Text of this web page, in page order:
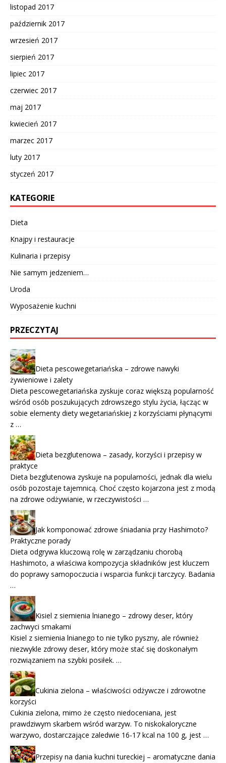
listopad 2017
październik 2017
wrzesień 2017
sierpień 2017
lipiec 2017
czerwiec 2017
maj 2017
kwiecień 2017
marzec 2017
luty 2017
styczeń 2017
KATEGORIE
Dieta
Knajpy i restauracje
Kulinaria i przepisy
Nie samym jedzeniem…
Uroda
Wyposażenie kuchni
PRZECZYTAJ
Dieta pescowegetariańska – zdrowe nawyki
żywieniowe i zalety
Dieta pescowegetariańska zyskuje coraz większą popularność
wśród osób poszukujących zdrowszego stylu życia, łącząc w
sobie elementy diety wegetariańskiej z korzyściami płynącymi
z …
Dieta bezglutenowa – zasady, korzyści i przepisy w
praktyce
Dieta bezglutenowa zyskuje na popularności, jednak dla wielu
osób pozostaje tajemnicą. Choć często kojarzona jest z modą
na zdrowe odżywianie, w rzeczywistości …
Jak komponować zdrowe śniadania przy Hashimoto?
Praktyczne porady
Dieta odgrywa kluczową rolę w zarządzaniu chorobą
Hashimoto, a właściwa kompozycja składników jest kluczem
do poprawy samopoczucia i wsparcia funkcji tarczycy. Badania
…
Kisiel z siemienia lnianego – zdrowy deser, który
zachwyci smakami
Kisiel z siemienia lnianego to nie tylko pyszny, ale również
niezwykle zdrowy deser, który może stać się doskonałym
rozwiązaniem na szybki posiłek. …
Cukinia zielona – właściwości odżywcze i zdrowotne
korzyści
Cukinia zielona, mimo że często niedoceniana, jest
prawdziwym skarbem wśród warzyw. To niskokaloryczne
warzywo, dostarczające zaledwie 16-17 kcal na 100 g, jest …
Przepisy na dania kuchni tureckiej – aromatyczne dania